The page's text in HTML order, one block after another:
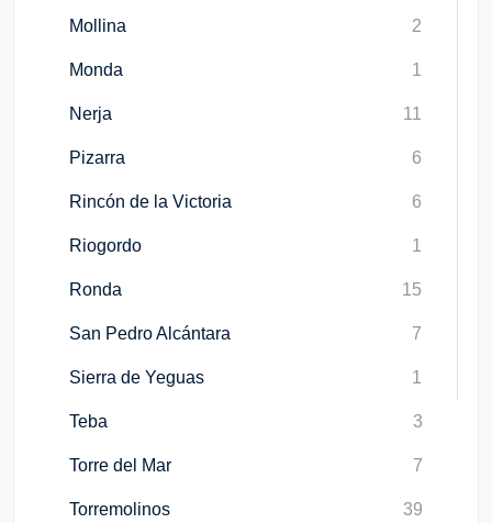
Mollina 2
Monda 1
Nerja 11
Pizarra 6
Rincón de la Victoria 6
Riogordo 1
Ronda 15
San Pedro Alcántara 7
Sierra de Yeguas 1
Teba 3
Torre del Mar 7
Torremolinos 39